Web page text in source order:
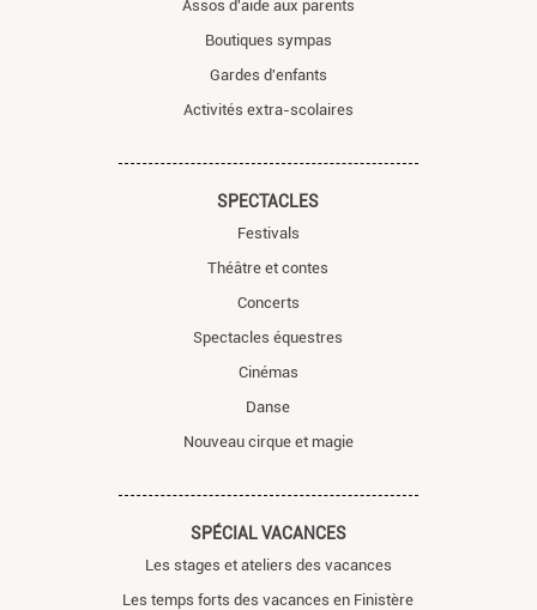
Assos d'aide aux parents
Boutiques sympas
Gardes d'enfants
Activités extra-scolaires
SPECTACLES
Festivals
Théâtre et contes
Concerts
Spectacles équestres
Cinémas
Danse
Nouveau cirque et magie
SPÉCIAL VACANCES
Les stages et ateliers des vacances
Les temps forts des vacances en Finistère